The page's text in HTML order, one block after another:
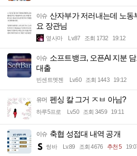
이슈 산자부가 저러내는데 노동
요 장관님
옆사마 Lv.87 조회 1732 19:12
이슈 소프트뱅크, 오픈AI 지분
대출
빈센트멧젠 Lv.60 조회 1443 19:12
유머 펜싱 칼 그거 ㅈㅂ 아님?
하루5프로 Lv.50 조회 3459 19:11
이슈 축협 성접대 내역 공개
썽바 Lv.89 조회 4676 추천 5